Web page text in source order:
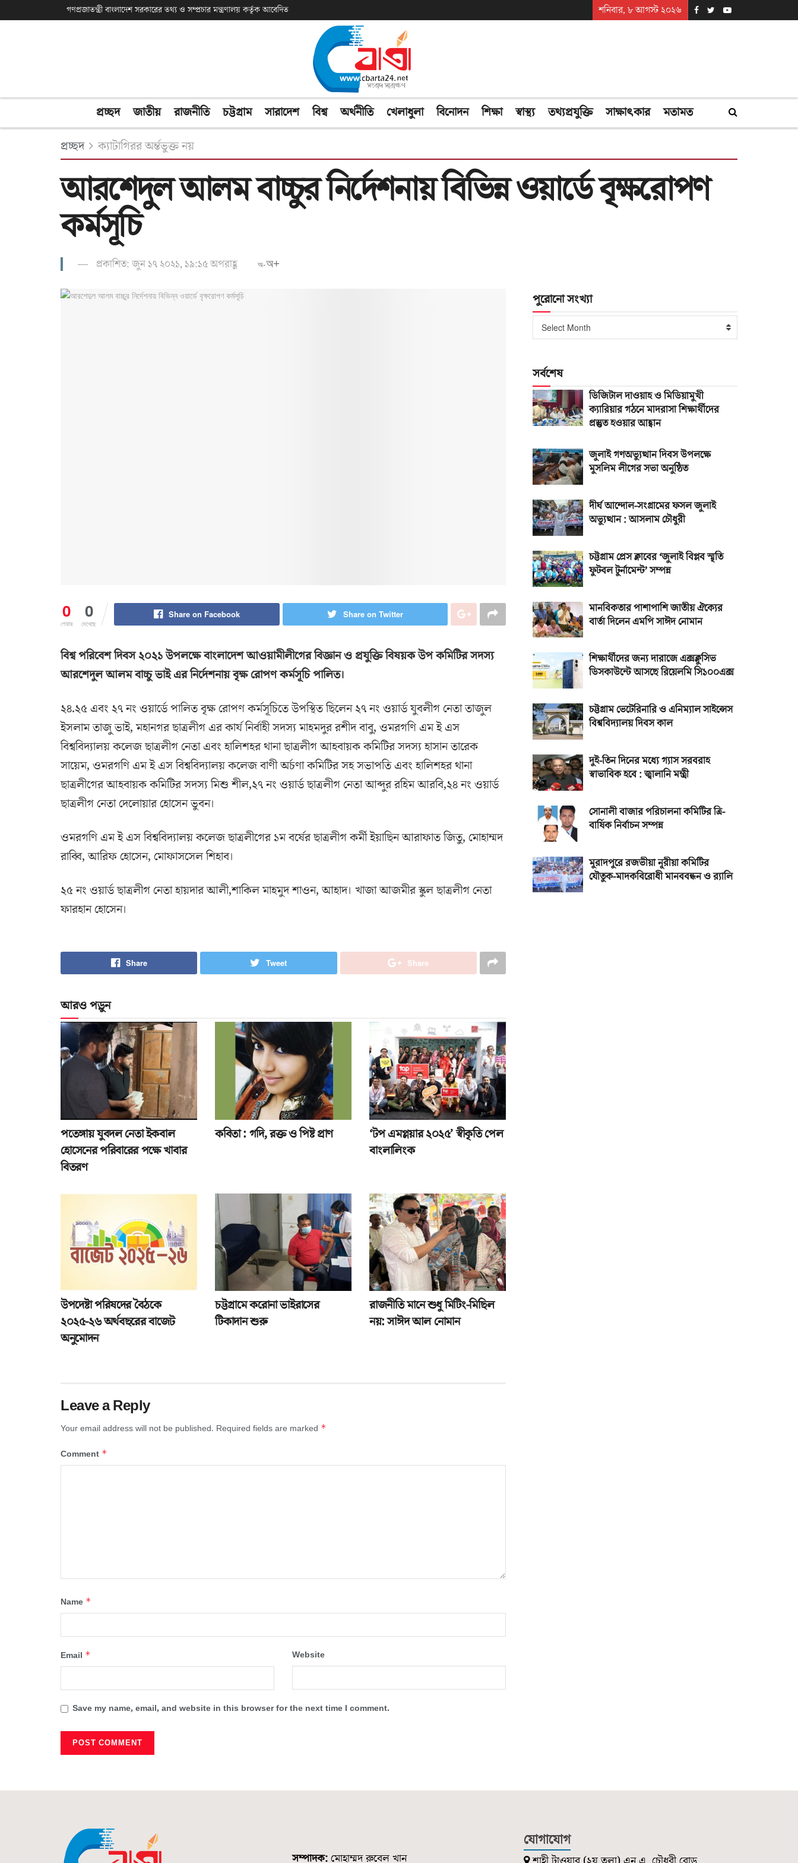
গণপ্রজাতন্ত্রী বাংলাদেশ সরকারের তথ্য ও সম্প্রচার মন্ত্রণালয় কর্তৃক আবেদিত শনিবার, ৮ আগস্ট ২০২৬
প্রচ্ছদ জাতীয় রাজনীতি চট্টগ্রাম সারাদেশ বিশ্ব অর্থনীতি খেলাধুলা বিনোদন শিক্ষা স্বাস্থ্য তথ্যপ্রযুক্তি সাক্ষাৎকার মতামত
প্রচ্ছদ ক্যাটাগিরর অর্ন্তভুক্ত নয়
আরশেদুল আলম বাচ্চুর নির্দেশনায় বিভিন্ন ওয়ার্ডে বৃক্ষরোপণ
কর্মসূচি
প্রকাশিত: জুন ১৭ ২০২১, ১৯:১৫ অপরাহ্ণ অ-অ+
0
শেয়ার
0
দেখেছে
Share on Facebook Share on Twitter
বিশ্ব পরিবেশ দিবস ২০২১ উপলক্ষে বাংলাদেশ আওয়ামীলীগের বিজ্ঞান ও প্রযুক্তি বিষয়ক উপ কমিটির সদস্য
আরশেদুল আলম বাচ্চু ভাই এর নির্দেশনায় বৃক্ষ রোপণ কর্মসূচি পালিত।
২৪.২৫ এবং ২৭ নং ওয়ার্ডে পালিত বৃক্ষ রোপণ কর্মসূচিতে উপস্থিত ছিলেন ২৭ নং ওয়ার্ড যুবলীগ নেতা তাজুল
ইসলাম তাজু ভাই, মহানগর ছাত্রলীগ এর কার্য নির্বাহী সদস্য মাহমদুর রশীদ বাবু, ওমরগণি এম ই এস
বিশ্ববিদ্যালয় কলেজ ছাত্রলীগ নেতা এবং হালিশহর থানা ছাত্রলীগ আহবায়ক কমিটির সদস্য হাসান তারেক
সায়েম, ওমরগণি এম ই এস বিশ্ববিদ্যালয় কলেজ বাণী অর্চণা কমিটির সহ সভাপতি এবং হালিশহর থানা
ছাত্রলীগের আহবায়ক কমিটির সদস্য মিশু শীল,২৭ নং ওয়ার্ড ছাত্রলীগ নেতা আব্দুর রহিম আরবি,২৪ নং ওয়ার্ড
ছাত্রলীগ নেতা দেলোয়ার হোসেন ভুবন।
ওমরগণি এম ই এস বিশ্ববিদ্যালয় কলেজ ছাত্রলীগের ১ম বর্ষের ছাত্রলীগ কর্মী ইয়াছিন আরাফাত জিতু, মোহাম্মদ
রাব্বি, আরিফ হোসেন, মোফাসসেল শিহাব।
২৫ নং ওয়ার্ড ছাত্রলীগ নেতা হায়দার আলী,শাকিল মাহমুদ শাওন, আহাদ। খাজা আজমীর স্কুল ছাত্রলীগ নেতা
ফারহান হোসেন।
Share Tweet Share
আরও পড়ুন
পতেঙ্গায় যুবদল নেতা ইকবাল
হোসেনের পরিবারের পক্ষে খাবার
বিতরণ
কবিতা : গদি, রক্ত ও পিষ্ট প্রাণ
‘টপ এমপ্লয়ার ২০২৫’ স্বীকৃতি পেল
বাংলালিংক
উপদেষ্টা পরিষদের বৈঠকে
২০২৫-২৬ অর্থবছরের বাজেট
অনুমোদন
চট্টগ্রামে করোনা ভাইরাসের
টিকাদান শুরু
রাজনীতি মানে শুধু মিটিং-মিছিল
নয়: সাঈদ আল নোমান
Leave a Reply
Your email address will not be published. Required fields are marked *
Comment *
Name *
Email * Website
Save my name, email, and website in this browser for the next time I comment.
পুরোনো সংখ্যা
পুরোনো
সংখ্যা
Select Month
সর্বশেষ
ডিজিটাল দাওয়াহ ও মিডিয়ামুখী
ক্যারিয়ার গঠনে মাদরাসা শিক্ষার্থীদের
প্রস্তুত হওয়ার আহ্বান
জুলাই গণঅভ্যুত্থান দিবস উপলক্ষে
মুসলিম লীগের সভা অনুষ্ঠিত
দীর্ঘ আন্দোল-সংগ্রামের ফসল জুলাই
অভ্যুত্থান : আসলাম চৌধুরী
চট্টগ্রাম প্রেস ক্লাবের ‘জুলাই বিপ্লব স্মৃতি
ফুটবল টুর্নামেন্ট’ সম্পন্ন
মানবিকতার পাশাপাশি জাতীয় ঐক্যের
বার্তা দিলেন এমপি সাঈদ নোমান
শিক্ষার্থীদের জন্য দারাজে এক্সক্লুসিভ
ডিসকাউন্টে আসছে রিয়েলমি সি১০০এক্স
চট্টগ্রাম ভেটেরিনারি ও এনিম্যাল সাইন্সেস
বিশ্ববিদ্যালয় দিবস কাল
দুই-তিন দিনের মধ্যে গ্যাস সরবরাহ
স্বাভাবিক হবে : জ্বালানি মন্ত্রী
সোনালী বাজার পরিচালনা কমিটির ত্রি-
বার্ষিক নির্বাচন সম্পন্ন
মুরাদপুরে রজভীয়া নূরীয়া কমিটির
যৌতুক-মাদকবিরোধী মানববন্ধন ও র‌্যালি
সম্পাদক: মোহাম্মদ রুবেল খান
যোগাযোগ